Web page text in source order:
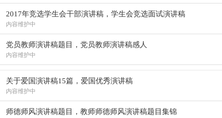
2017年竞选学生会干部演讲稿，学生会竞选面试演讲稿
内容维护中
党员教师演讲稿题目，党员教师演讲稿感人
内容维护中
关于爱国演讲稿15篇，爱国优秀演讲稿
内容维护中
师德师风演讲稿题目，教师师德师风演讲稿题目集锦